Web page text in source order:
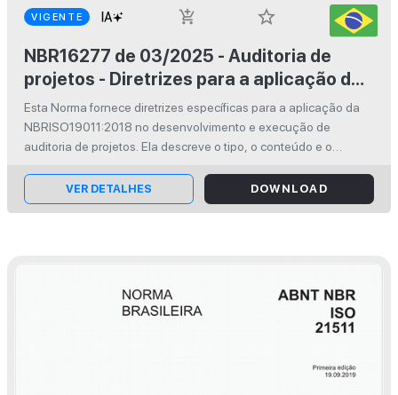
VIGENTE add_shopping_cart
star_border
NBR16277 de 03/2025 - Auditoria de
projetos - Diretrizes para a aplicação da
ABNT NBR ISO 19011:2018 no
desenvolvimento e execução de projetos
Esta Norma fornece diretrizes específicas para a aplicação da
NBRISO19011:2018 no desenvolvimento e execução de
auditoria de projetos. Ela descreve o tipo, o conteúdo e o
recomendações sobre como realizá...
VER DETALHES DOWNLOAD